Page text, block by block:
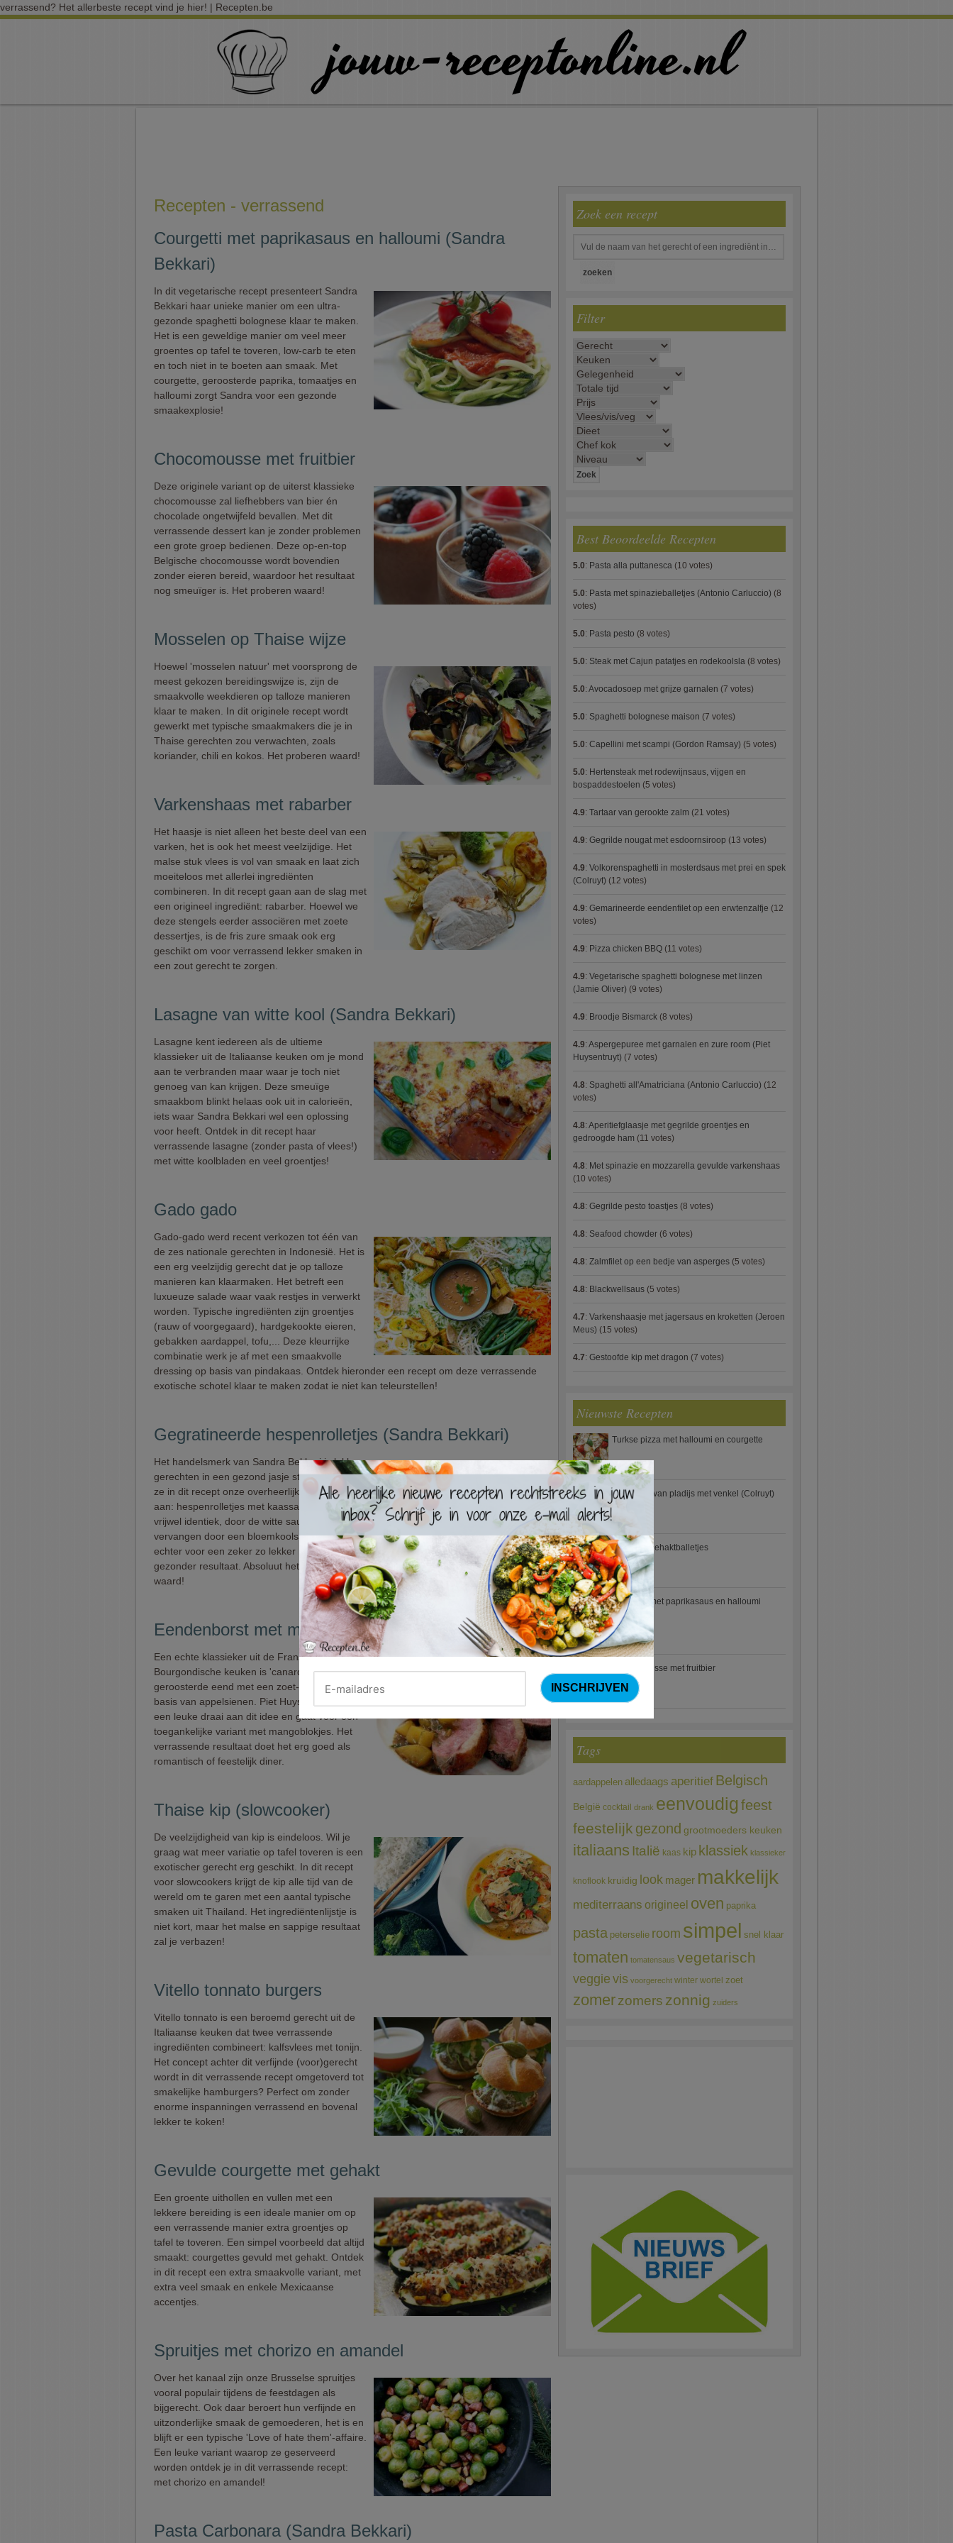
verrassend? Het allerbeste recept vind je hier! | Recepten.be
Recepten - verrassend
Courgetti met paprikasaus en halloumi (Sandra
Bekkari)
In dit vegetarische recept presenteert Sandra
Bekkari haar unieke manier om een ultra-
gezonde spaghetti bolognese klaar te maken.
Het is een geweldige manier om veel meer
groentes op tafel te toveren, low-carb te eten
en toch niet in te boeten aan smaak. Met
courgette, geroosterde paprika, tomaatjes en
halloumi zorgt Sandra voor een gezonde
smaakexplosie!
Chocomousse met fruitbier
Deze originele variant op de uiterst klassieke
chocomousse zal liefhebbers van bier én
chocolade ongetwijfeld bevallen. Met dit
verrassende dessert kan je zonder problemen
een grote groep bedienen. Deze op-en-top
Belgische chocomousse wordt bovendien
zonder eieren bereid, waardoor het resultaat
nog smeuïger is. Het proberen waard!
Mosselen op Thaise wijze
Hoewel 'mosselen natuur' met voorsprong de
meest gekozen bereidingswijze is, zijn de
smaakvolle weekdieren op talloze manieren
klaar te maken. In dit originele recept wordt
gewerkt met typische smaakmakers die je in
Thaise gerechten zou verwachten, zoals
koriander, chili en kokos. Het proberen waard!
Varkenshaas met rabarber
Het haasje is niet alleen het beste deel van een
varken, het is ook het meest veelzijdige. Het
malse stuk vlees is vol van smaak en laat zich
moeiteloos met allerlei ingrediënten
combineren. In dit recept gaan aan de slag met
een origineel ingrediënt: rabarber. Hoewel we
deze stengels eerder associëren met zoete
dessertjes, is de fris zure smaak ook erg
geschikt om voor verrassend lekker smaken in
een zout gerecht te zorgen.
Lasagne van witte kool (Sandra Bekkari)
Lasagne kent iedereen als de ultieme
klassieker uit de Italiaanse keuken om je mond
aan te verbranden maar waar je toch niet
genoeg van kan krijgen. Deze smeuïge
smaakbom blinkt helaas ook uit in calorieën,
iets waar Sandra Bekkari wel een oplossing
voor heeft. Ontdek in dit recept haar
verrassende lasagne (zonder pasta of vlees!)
met witte koolbladen en veel groentjes!
Gado gado
Gado-gado werd recent verkozen tot één van
de zes nationale gerechten in Indonesië. Het is
een erg veelzijdig gerecht dat je op talloze
manieren kan klaarmaken. Het betreft een
luxueuze salade waar vaak restjes in verwerkt
worden. Typische ingrediënten zijn groentjes
(rauw of voorgegaard), hardgekookte eieren,
gebakken aardappel, tofu,... Deze kleurrijke
combinatie werk je af met een smaakvolle
dressing op basis van pindakaas. Ontdek hieronder een recept om deze verrassende
exotische schotel klaar te maken zodat ie niet kan teleurstellen!
Gegratineerde hespenrolletjes (Sandra Bekkari)
Het handelsmerk van Sandra Bekkari is lekkere
gerechten in een gezond jasje steken. Zo pakt
ze in dit recept onze overheerlijke klassieker
aan: hespenrolletjes met kaassaus. De basis is
vrijwel identiek, door de witte saus te
vervangen door een bloemkoolsaus zorgt ze
echter voor een zeker zo lekker maar veel
gezonder resultaat. Absoluut het proberen
waard!
Eendenborst met mangosaus (Piet Huysentruyt)
Een echte klassieker uit de Frans-
Bourgondische keuken is 'canard à l'orange':
geroosterde eend met een zoet-zuur sausje op
basis van appelsienen. Piet Huysentruyt geeft
een leuke draai aan dit idee en gaat voor een
toegankelijke variant met mangoblokjes. Het
verrassende resultaat doet het erg goed als
romantisch of feestelijk diner.
Thaise kip (slowcooker)
De veelzijdigheid van kip is eindeloos. Wil je
graag wat meer variatie op tafel toveren is een
exotischer gerecht erg geschikt. In dit recept
voor slowcookers krijgt de kip alle tijd van de
wereld om te garen met een aantal typische
smaken uit Thailand. Het ingrediëntenlijstje is
niet kort, maar het malse en sappige resultaat
zal je verbazen!
Vitello tonnato burgers
Vitello tonnato is een beroemd gerecht uit de
Italiaanse keuken dat twee verrassende
ingrediënten combineert: kalfsvlees met tonijn.
Het concept achter dit verfijnde (voor)gerecht
wordt in dit verrassende recept omgetoverd tot
smakelijke hamburgers? Perfect om zonder
enorme inspanningen verrassend en bovenal
lekker te koken!
Gevulde courgette met gehakt
Een groente uithollen en vullen met een
lekkere bereiding is een ideale manier om op
een verrassende manier extra groentjes op
tafel te toveren. Een simpel voorbeeld dat altijd
smaakt: courgettes gevuld met gehakt. Ontdek
in dit recept een extra smaakvolle variant, met
extra veel smaak en enkele Mexicaanse
accentjes.
Spruitjes met chorizo en amandel
Over het kanaal zijn onze Brusselse spruitjes
vooral populair tijdens de feestdagen als
bijgerecht. Ook daar beroert hun verfijnde en
uitzonderlijke smaak de gemoederen, het is en
blijft er een typische 'Love of hate them'-affaire.
Een leuke variant waarop ze geserveerd
worden ontdek je in dit verrassende recept:
met chorizo en amandel!
Pasta Carbonara (Sandra Bekkari)
Zoek een recept
Filter
Best Beoordeelde Recepten
5.0: Pasta alla puttanesca (10 votes)
5.0: Pasta met spinazieballetjes (Antonio Carluccio) (8
votes)
5.0: Pasta pesto (8 votes)
5.0: Steak met Cajun patatjes en rodekoolsla (8 votes)
5.0: Avocadosoep met grijze garnalen (7 votes)
5.0: Spaghetti bolognese maison (7 votes)
5.0: Capellini met scampi (Gordon Ramsay) (5 votes)
5.0: Hertensteak met rodewijnsaus, vijgen en
bospaddestoelen (5 votes)
4.9: Tartaar van gerookte zalm (21 votes)
4.9: Gegrilde nougat met esdoornsiroop (13 votes)
4.9: Volkorenspaghetti in mosterdsaus met prei en spek
(Colruyt) (12 votes)
4.9: Gemarineerde eendenfilet op een erwtenzalfje (12
votes)
4.9: Pizza chicken BBQ (11 votes)
4.9: Vegetarische spaghetti bolognese met linzen
(Jamie Oliver) (9 votes)
4.9: Broodje Bismarck (8 votes)
4.9: Aspergepuree met garnalen en zure room (Piet
Huysentruyt) (7 votes)
4.8: Spaghetti all'Amatriciana (Antonio Carluccio) (12
votes)
4.8: Aperitiefglaasje met gegrilde groentjes en
gedroogde ham (11 votes)
4.8: Met spinazie en mozzarella gevulde varkenshaas
(10 votes)
4.8: Gegrilde pesto toastjes (8 votes)
4.8: Seafood chowder (6 votes)
4.8: Zalmfilet op een bedje van asperges (5 votes)
4.8: Blackwellsaus (5 votes)
4.7: Varkenshaasje met jagersaus en kroketten (Jeroen
Meus) (15 votes)
4.7: Gestoofde kip met dragon (7 votes)
Nieuwste Recepten
Turkse pizza met halloumi en courgette
Waterzooi van pladijs met venkel (Colruyt)
Zweedse gehaktballetjes
Courgetti met paprikasaus en halloumi
(Sandra Bekkari)
Chocomousse met fruitbier
Tags
aardappelen alledaags aperitief Belgisch
België cocktail drank eenvoudigfeest
feestelijk gezond grootmoeders keuken
italiaans Italië kaas kip klassiek klassieker
knoflook kruidig look mager makkelijk
mediterraans origineel oven paprika
pasta peterselie room simpel snel klaar
tomaten tomatensaus vegetarisch
veggie vis voorgerecht winter wortel zoet
zomerzomers zonnig zuiders
×